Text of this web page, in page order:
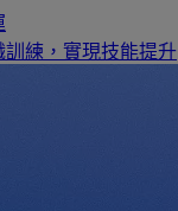
訓練，實現技能提升